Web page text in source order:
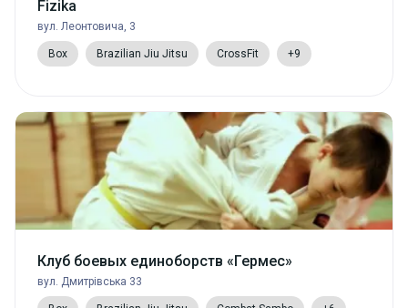
Fizika
вул. Леонтовича, 3
Box Brazilian Jiu Jitsu CrossFit +9
Клуб боевых единоборств «Гермес»
вул. Дмитрівська 33